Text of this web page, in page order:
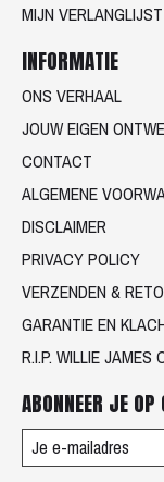
MIJN VERLANGLIJST
INFORMATIE
ONS VERHAAL
JOUW EIGEN
CONTACT
ALGEMENE
DISCLAIMER
PRIVACY POLICY
VERZENDEN &
GARANTIE EN
R.I.P. WILLIE JAMES
ABONNEER JE